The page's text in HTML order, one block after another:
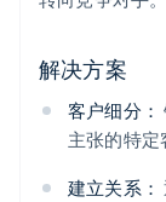
解决方案
客户细分：
主张的特定
建立关系：